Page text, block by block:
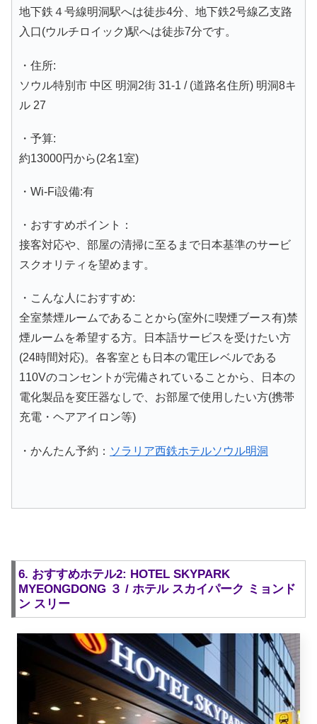
地下鉄４号線明洞駅へは徒歩4分、地下鉄2号線乙支路
入口(ウルチロイック)駅へは徒歩7分です。
・住所:
ソウル特別市 中区 明洞2街 31-1 / (道路名住所) 明洞8キ
ル 27
・予算:
約13000円から(2名1室)
・Wi-Fi設備:有
・おすすめポイント：
接客対応や、部屋の清掃に至るまで日本基準のサービ
スクオリティを望めます。
・こんな人におすすめ:
全室禁煙ルームであることから(室外に喫煙ブース有)禁
煙ルームを希望する方。日本語サービスを受けたい方
(24時間対応)。各客室とも日本の電圧レベルである
110Vのコンセントが完備されていることから、日本の
電化製品を変圧器なしで、お部屋で使用したい方(携帯
充電・ヘアアイロン等)
・かんたん予約： ソラリア西鉄ホテルソウル明洞
6. おすすめホテル2: HOTEL SKYPARK
MYEONGDONG ３ / ホテル スカイパーク ミョンド
ン スリー